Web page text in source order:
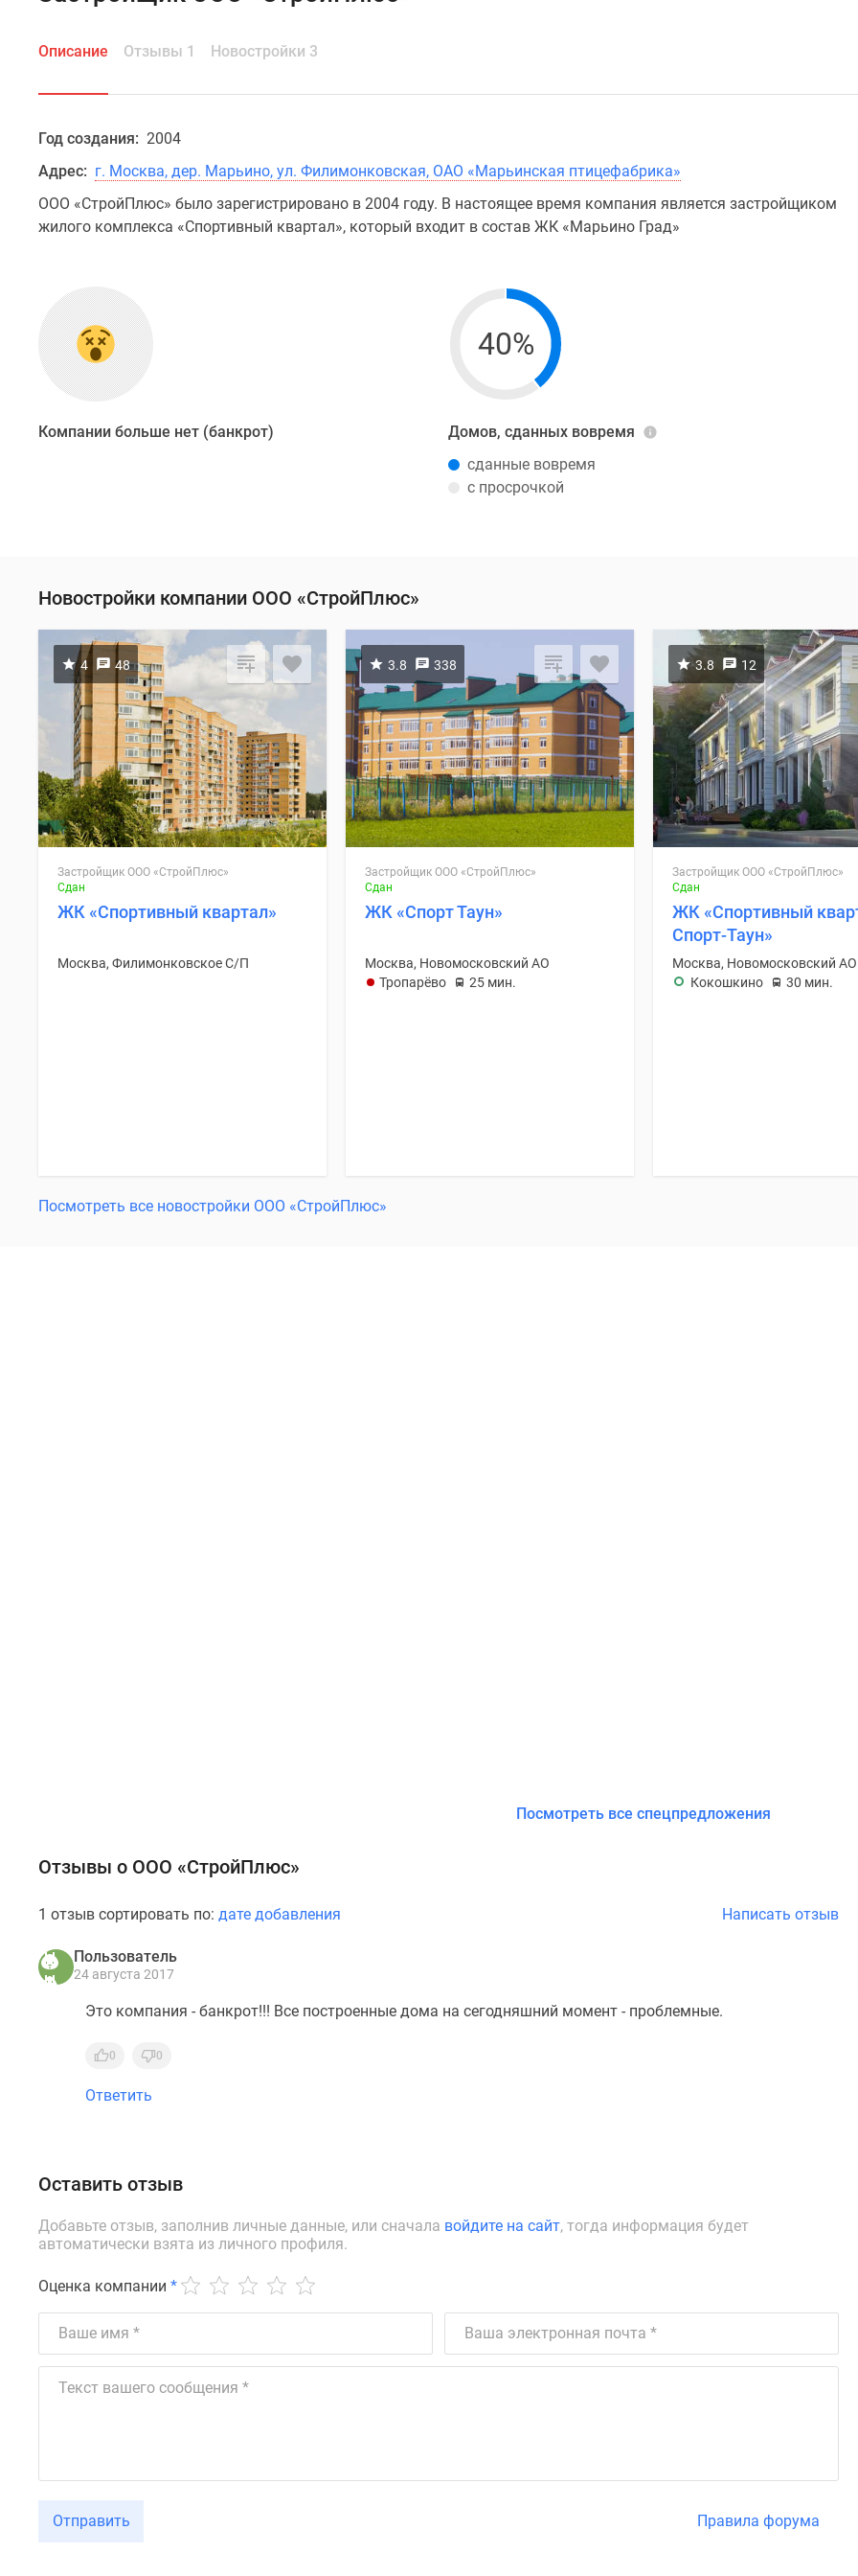
Описание Отзывы 1 Новостройки 3
Год создания: 2004
Адрес: г. Москва, дер. Марьино, ул. Филимонковская, ОАО «Марьинская птицефабрика»
ООО «СтройПлюс» было зарегистрировано в 2004 году. В настоящее время компания является застройщиком
жилого комплекса «Спортивный квартал», который входит в состав ЖК «Марьино Град»
Компании больше нет (банкрот)
40%
Домов, сданных вовремя
сданные вовремя
с просрочкой
Новостройки компании ООО «СтройПлюс»
Посмотреть ещё
1
4 48
Застройщик ООО «СтройПлюс»
Сдан
ЖК «Спортивный квартал»
Москва, Филимонковское С/П
3.8 338
Застройщик ООО «СтройПлюс»
Сдан
ЖК «Спорт Таун»
Москва, Новомосковский АО
Тропарёво
25 мин.
3.8 12
Застройщик ООО «СтройПлюс»
Сдан
ЖК «Спортивный
Спорт-Таун»
Москва, Новомосковский АО
Кокошкино
30 мин.
Посмотреть все новостройки ООО «СтройПлюс»
Посмотреть все спецпредложения
Отзывы о ООО «СтройПлюс»
1 отзыв сортировать по: дате добавления Написать отзыв
Пользователь
24 августа 2017
Это компания - банкрот!!! Все построенные дома на сегодняшний момент - проблемные.
0 0
Ответить
Оставить отзыв
Добавьте отзыв, заполнив личные данные, или сначала войдите на сайт, тогда информация будет
автоматически взята из личного профиля.
Оценка компании *
Отправить Правила форума